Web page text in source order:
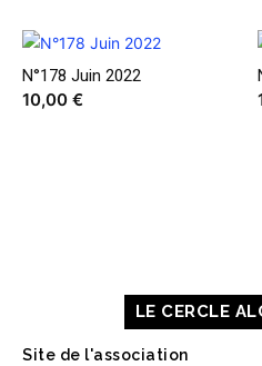
N°178 Juin 2022
10,00 €
LE CERCLE
Site de l'association